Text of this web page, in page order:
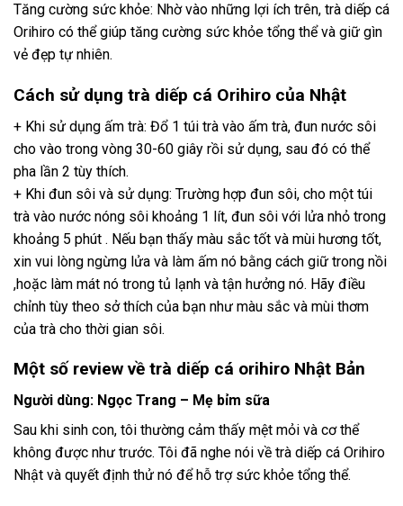
Tăng cường sức khỏe: Nhờ vào những lợi ích trên, trà diếp cá
Orihiro có thể giúp tăng cường sức khỏe tổng thể và giữ gìn
vẻ đẹp tự nhiên.
Cách sử dụng trà diếp cá Orihiro của Nhật
+ Khi sử dụng ấm trà: Đổ 1 túi trà vào ấm trà, đun nước sôi
cho vào trong vòng 30-60 giây rồi sử dụng, sau đó có thể
pha lần 2 tùy thích.
+ Khi đun sôi và sử dụng: Trường hợp đun sôi, cho một túi
trà vào nước nóng sôi khoảng 1 lít, đun sôi với lửa nhỏ trong
khoảng 5 phút . Nếu bạn thấy màu sắc tốt và mùi hương tốt,
xin vui lòng ngừng lửa và làm ấm nó bằng cách giữ trong nồi
,hoặc làm mát nó trong tủ lạnh và tận hưởng nó. Hãy điều
chỉnh tùy theo sở thích của bạn như màu sắc và mùi thơm
của trà cho thời gian sôi.
Một số review về trà diếp cá orihiro Nhật Bản
Người dùng: Ngọc Trang – Mẹ bỉm sữa
Sau khi sinh con, tôi thường cảm thấy mệt mỏi và cơ thể
không được như trước. Tôi đã nghe nói về trà diếp cá Orihiro
Nhật và quyết định thử nó để hỗ trợ sức khỏe tổng thể.